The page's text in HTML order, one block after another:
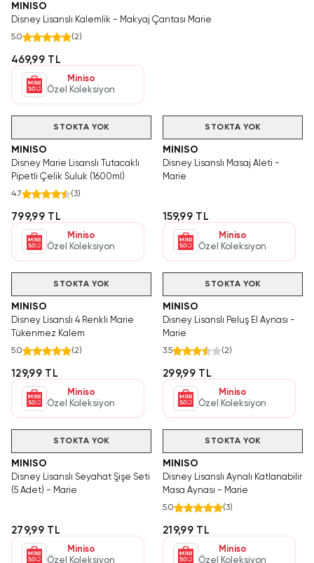
MINISO
Disney Lisanslı Kalemlik - Makyaj Çantası Marie
5.0 (2)
469,99 TL
Miniso
Özel Koleksiyon
STOKTA YOK
MINISO
Disney Marie Lisanslı Tutacaklı
Pipetli Çelik Suluk (1600ml)
4.7 (3)
799,99 TL
Miniso
Özel Koleksiyon
STOKTA YOK
MINISO
Disney Lisanslı Masaj Aleti -
Marie
159,99 TL
Miniso
Özel Koleksiyon
STOKTA YOK
MINISO
Disney Lisanslı 4 Renkli Marie
Tükenmez Kalem
5.0 (2)
129,99 TL
Miniso
Özel Koleksiyon
STOKTA YOK
MINISO
Disney Lisanslı Peluş El Aynası -
Marie
3.5 (2)
299,99 TL
Miniso
Özel Koleksiyon
STOKTA YOK
MINISO
Disney Lisanslı Seyahat Şişe Seti
(5 Adet) - Marie
279,99 TL
Miniso
Özel Koleksiyon
STOKTA YOK
MINISO
Disney Lisanslı Aynalı Katlanabilir
Masa Aynası - Marie
5.0 (3)
219,99 TL
Miniso
Özel Koleksiyon